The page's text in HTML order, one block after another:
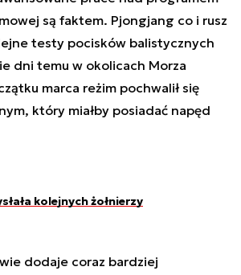
są faktem. Pjongjang co i rusz
testy pocisków balistycznych
dni temu w okolicach Morza
marca reżim pochwalił się
który miałby posiadać napęd
kolejnych żołnierzy
dodaje coraz bardziej